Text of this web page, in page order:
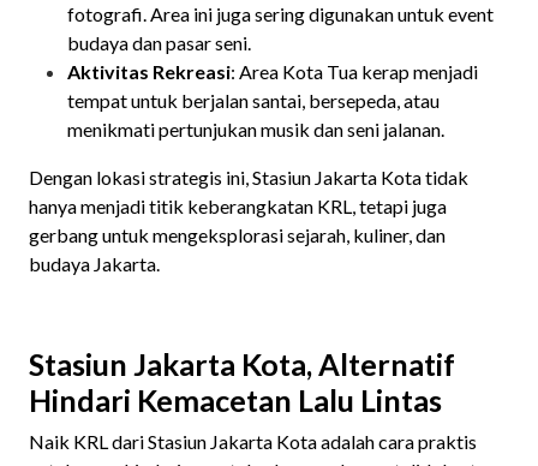
fotografi. Area ini juga sering digunakan untuk event
budaya dan pasar seni.
Aktivitas Rekreasi: Area Kota Tua kerap menjadi
tempat untuk berjalan santai, bersepeda, atau
menikmati pertunjukan musik dan seni jalanan.
Dengan lokasi strategis ini, Stasiun Jakarta Kota tidak
hanya menjadi titik keberangkatan KRL, tetapi juga
gerbang untuk mengeksplorasi sejarah, kuliner, dan
budaya Jakarta.
Stasiun Jakarta Kota, Alternatif
Hindari Kemacetan Lalu Lintas
Naik KRL dari Stasiun Jakarta Kota adalah cara praktis